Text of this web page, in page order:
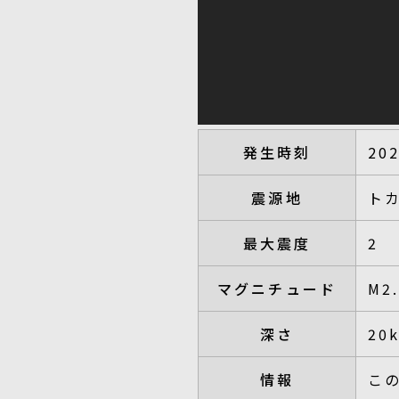
発生時刻
震源地 ト
最大震度 2
マグニチュード
深さ
情報 こ